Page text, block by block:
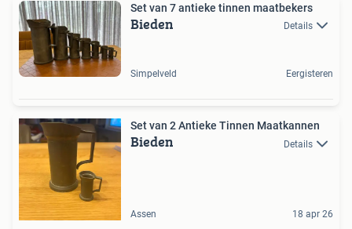
Set van 7 antieke tinnen maatbekers
Bieden Details
Simpelveld Eergisteren
Set van 2 Antieke Tinnen Maatkannen
Bieden Details
Assen 18 apr 26